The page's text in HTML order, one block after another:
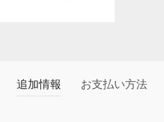
追加情報 お支払い方法